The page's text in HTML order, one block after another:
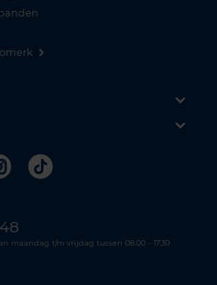
Instagram
Tiktok
maandag t/m vrijdag tussen 08.00 - 17.30